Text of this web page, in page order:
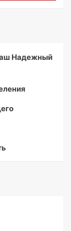
Надежный